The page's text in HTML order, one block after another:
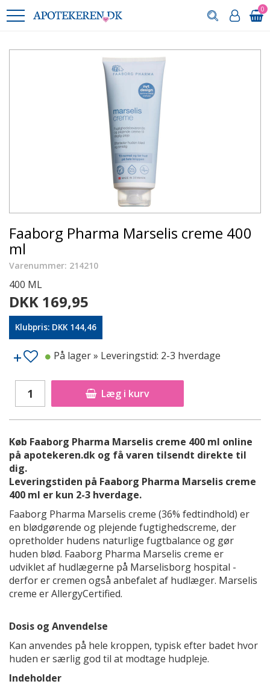
0
Faaborg Pharma Marselis creme 400
ml
Varenummer: 214210
400 ML
DKK 169,95
Klubpris: DKK 144,46
Læg i kurv
På lager» Leveringstid: 2-3 hverdage
Køb Faaborg Pharma Marselis creme 400 ml online
på apotekeren.dk og få varen tilsendt direkte til
dig.
Leveringstiden på Faaborg Pharma Marselis creme
400 ml er kun 2-3 hverdage.
Faaborg Pharma Marselis creme (36% fedtindhold) er
en blødgørende og plejende fugtighedscreme, der
opretholder hudens naturlige fugtbalance og gør
huden blød. Faaborg Pharma Marselis creme er
udviklet af hudlægerne på Marselisborg hospital -
derfor er cremen også anbefalet af hudlæger. Marselis
creme er AllergyCertified.
Dosis og Anvendelse
Kan anvendes på hele kroppen, typisk efter badet hvor
huden er særlig god til at modtage hudpleje.
Indeholder